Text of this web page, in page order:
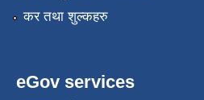
कर तथा शुल्कहरु
eGov services